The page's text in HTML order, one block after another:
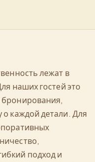
лежат в
наших гостей это
бронирования,
о каждой детали. Для
подход и